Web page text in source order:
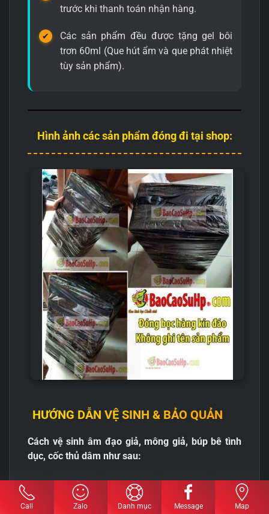
trước khi thanh toán nhận hàng.
Các sản phẩm đều được tặng gel bôi
trơn 60ml (Que hút ẩm và que phát nhiệt
tùy sản phẩm).
Hình ảnh các sản phẩm đóng đi tại shop:
HƯỚNG DẪN VỆ SINH & BẢO QUẢN
Cách vệ sinh âm đạo giả, mông giả, búp bê tình
dục, cốc thủ dâm như sau:
Call Zalo Danh mục Message Map